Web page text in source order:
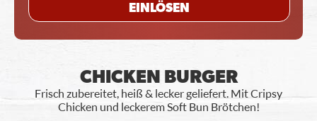
EINLÖSEN
CHICKEN BURGER
Frisch zubereitet, heiß & lecker geliefert. Mit Cripsy
Chicken und leckerem Soft Bun Brötchen!